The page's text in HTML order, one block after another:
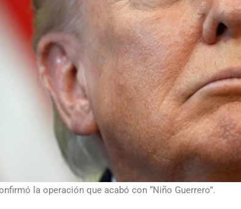
la operación que acabó con “Niño Guerrero”.